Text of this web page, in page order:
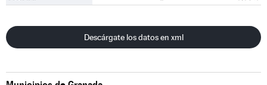
Descárgate los datos en xml